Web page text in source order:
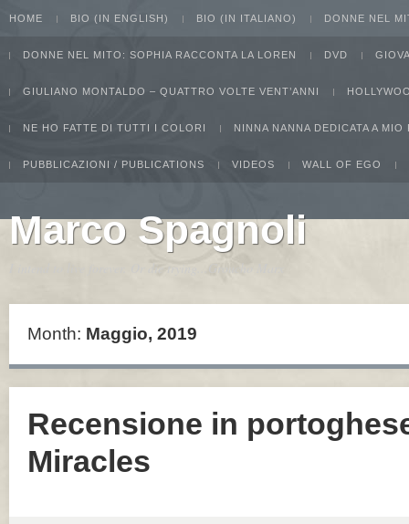
HOME BIO (IN ENGLISH) BIO (IN ITALIANO) DONNE NEL
DONNE NEL MITO: SOPHIA RACCONTA LA LOREN DVD
GIULIANO MONTALDO – QUATTRO VOLTE VENT’ANNI
NE HO FATTE DI TUTTI I COLORI NINNA NANNA DEDICATA A MIO
PUBBLICAZIONI / PUBLICATIONS VIDEOS WALL OF EGO
Marco Spagnoli
Month: Maggio, 2019
Recensione in
Miracles